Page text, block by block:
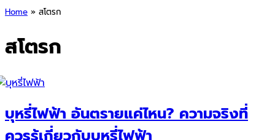
Home » สโตรก
สโตรก
บุหรี่ไฟฟ้า อันตรายแค่ไหน? ความจริงที่
ควรรู้เกี่ยวกับบุหรี่ไฟฟ้า